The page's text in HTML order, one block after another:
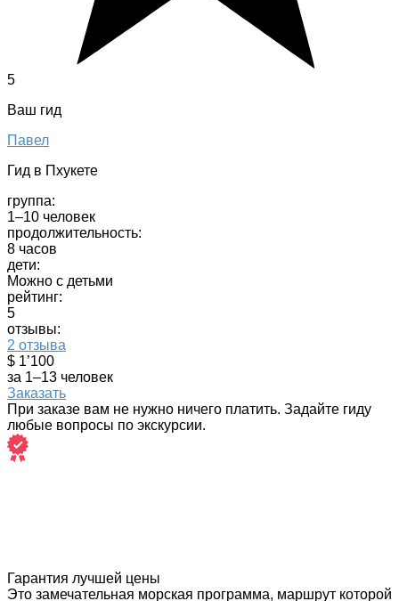
5
Ваш гид
Павел
Гид в Пхукете
группа:
1–10 человек
продолжительность:
8 часов
дети:
Можно с детьми
рейтинг:
5
отзывы:
2 отзыва
$ 1’100
за 1–13 человек
Заказать
При заказе вам не нужно ничего платить. Задайте гиду
любые вопросы по экскурсии.
Гарантия лучшей цены
Это замечательная морская программа, маршрут которой